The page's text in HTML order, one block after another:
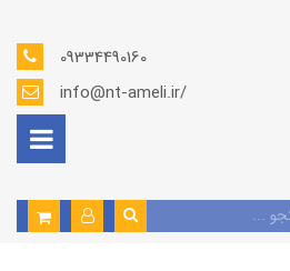
09334490160
info@nt-ameli.ir/